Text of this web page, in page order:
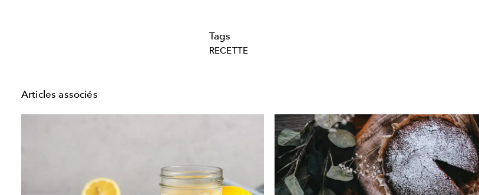
Tags
RECETTE
Articles associés